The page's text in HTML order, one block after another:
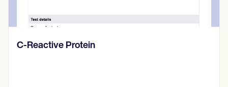
C-Reactive Protein